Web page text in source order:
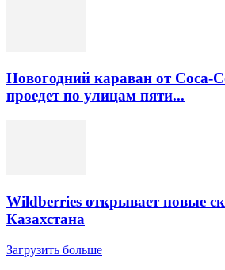
Новогодний караван от Coca-
проедет по улицам пяти...
Wildberries открывает новые
Казахстана
Загрузить больше